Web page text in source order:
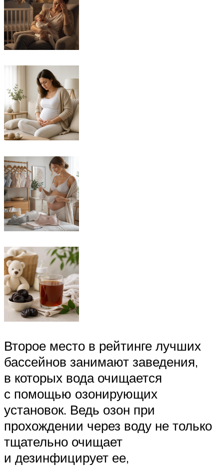
Второе место в рейтинге лучших
бассейнов занимают заведения,
в которых вода очищается
с помощью озонирующих
установок. Ведь озон при
прохождении через воду не только
тщательно очищает
и дезинфицирует ее,